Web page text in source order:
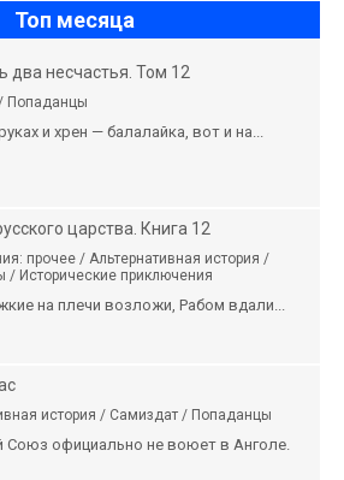
Топ месяца
два несчастья. Том 12
Попаданцы
и хрен — балалайка, вот и на...
царства. Книга 12
прочее / Альтернативная история /
/ Исторические приключения
на плечи возложи, Рабом вдали...
история / Самиздат / Попаданцы
Союз официально не воюет в Анголе.